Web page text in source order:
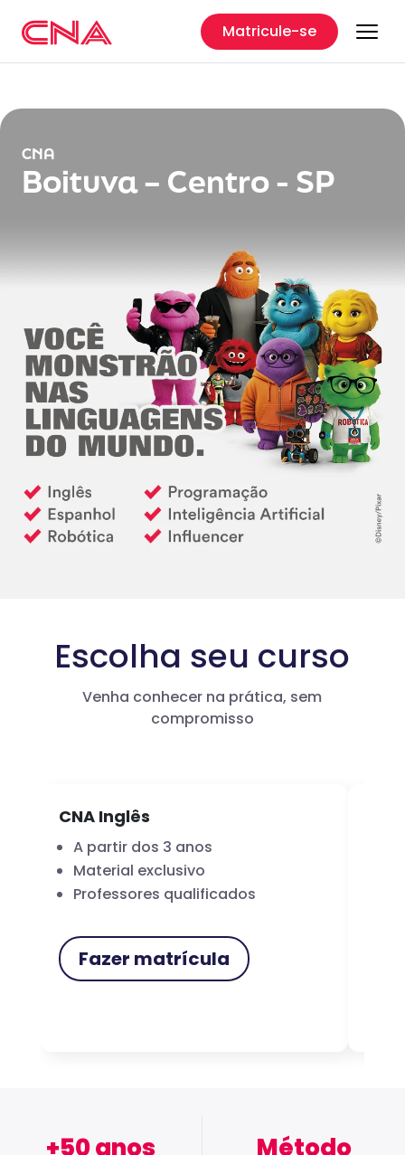
Matricule-se
CNA
Boituva – Centro - SP
Escolha seu curso
Venha conhecer na prática, sem
compromisso
CNA Inglês
A partir dos 3 anos
Material exclusivo
Professores qualificados
Fazer matrícula
+50 anos Método